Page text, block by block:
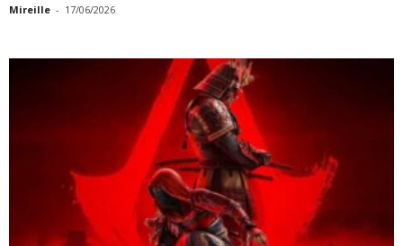
Mireille - 17/06/2026